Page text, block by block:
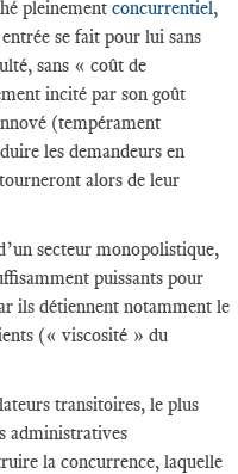
pleinementconcurrentiel,
se fait pour lui sans
sans « coût de
incité par son goût
(tempérament
les demandeurs en
alors de leur
secteur monopolistique,
puissants pour
ils détiennent notamment le
(« viscosité » du
transitoires, le plus
administratives
la concurrence, laquelle